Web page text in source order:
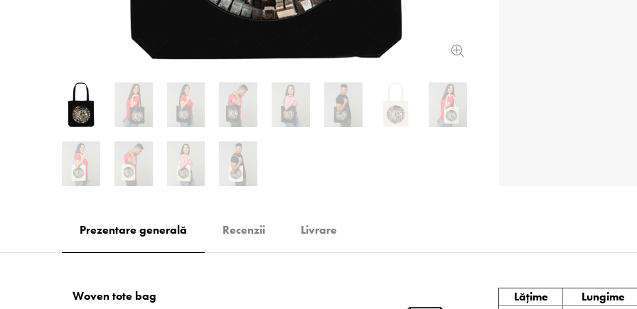
Prezentare generală Recenzii Livrare
Woven tote bag Lățime Lungime